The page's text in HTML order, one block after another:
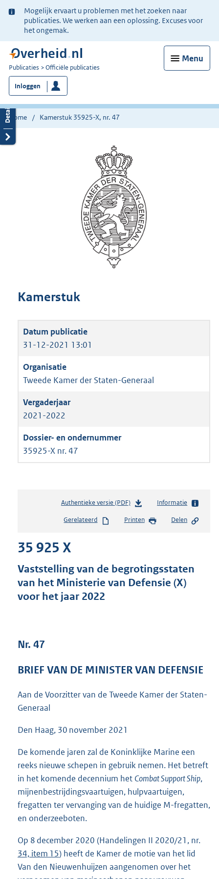
Ter
informatie:
Mogelijk ervaart u problemen met het zoeken naar
publicaties. We werken aan een oplossing. Excuses voor
het ongemak.
Menu
U
bent
nu
hier:
Publicaties Officiële publicaties
Inloggen
Home Kamerstuk 35925-X, nr. 47
Kamerstuk
31-12-2021 13:01
Tweede Kamer der Staten-Generaal
2021-2022
35925-X nr. 47
Authentieke versie (PDF)b
s
s
g
4
b
Informatie
Gerelateerd Printen Delen
35 925 X
Vaststelling van de begrotingsstaten
van het Ministerie van Defensie (X)
voor het jaar 2022
Nr. 47
BRIEF VAN DE MINISTER VAN DEFENSIE
Aan de Voorzitter van de Tweede Kamer der Staten-
Generaal
Den Haag, 30 november 2021
De komende jaren zal de Koninklijke Marine een
reeks nieuwe schepen in gebruik nemen. Het betreft
in het komende decennium het Combat Support Ship,
mijnenbestrijdingsvaartuigen, hulpvaartuigen,
fregatten ter vervanging van de huidige M-fregatten,
en onderzeeboten.
Op 8 december 2020 (Handelingen II 2020/21, nr.
34, item 15) heeft de Kamer de motie van het lid
Van den Nieuwenhuijzen aangenomen over het